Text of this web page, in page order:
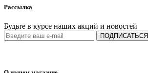
Рассылка
Будьте в курсе наших акций и новостей
ПОДПИСАТЬСЯ